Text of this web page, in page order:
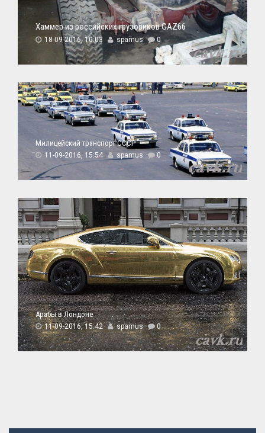
Хаммер из российских грузовиков GAZ66
18-09-2016, 10:03 spamus 0
Милицейский транспорт СССР
11-09-2016, 15:54 spamus 0
Арабы в Лондоне
11-09-2016, 15:42 spamus 0